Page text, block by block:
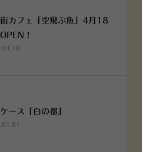
カフェ「空飛ぶ魚」4月18
！
ース「白の都」